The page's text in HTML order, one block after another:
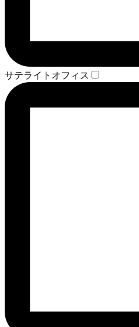
サテライトオフィス